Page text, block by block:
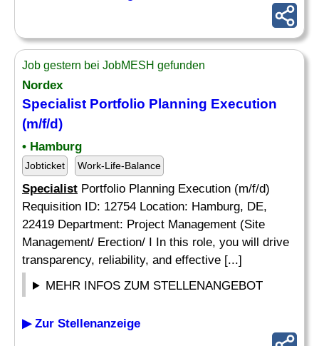
Job gestern bei JobMESH gefunden
Nordex
Specialist Portfolio Planning Execution
(m/f/d)
• Hamburg
Jobticket Work-Life-Balance
Specialist Portfolio Planning Execution (m/f/d)
Requisition ID: 12754 Location: Hamburg, DE,
22419 Department: Project Management (Site
Management/ Erection/ I In this role, you will drive
transparency, reliability, and effective [...]
MEHR INFOS ZUM STELLENANGEBOT
▶ Zur Stellenanzeige